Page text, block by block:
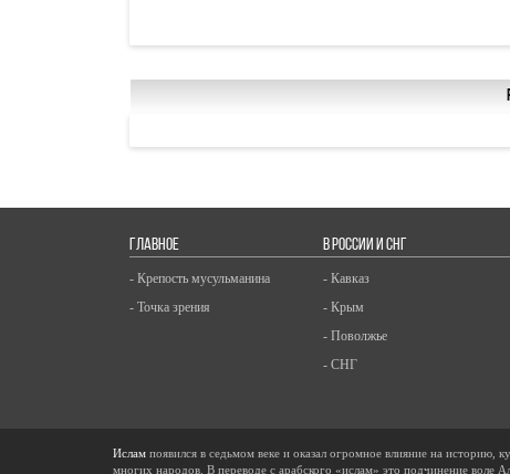
ГЛАВНОЕ
- Крепость мусульманина
- Точка зрения
В РОССИИ И СНГ
- Кавказ
- Крым
- Поволжье
- СНГ
Ислам появился в седьмом веке и оказал огромное влияние на историю,
многих народов. В переводе с арабского «ислам» это подчинение воле